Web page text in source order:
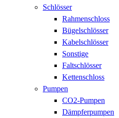
Schlösser
Rahmenschloss
Bügelschlösser
Kabelschlösser
Sonstige
Faltschlösser
Kettenschloss
Pumpen
CO2-Pumpen
Dämpferpumpen